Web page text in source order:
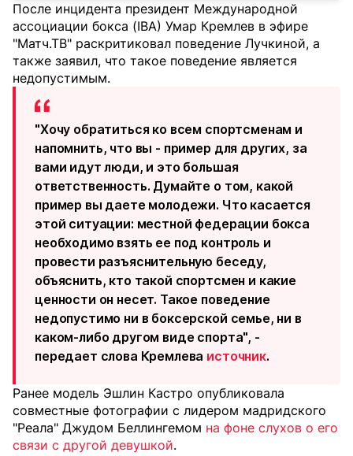
После инцидента президент Международной
ассоциации бокса (IBA) Умар Кремлев в эфире
"Матч.ТВ" раскритиковал поведение Лучкиной, а
также заявил, что такое поведение является
недопустимым.
"Хочу обратиться ко всем спортсменам и
напомнить, что вы - пример для других, за
вами идут люди, и это большая
ответственность. Думайте о том, какой
пример вы даете молодежи. Что касается
этой ситуации: местной федерации бокса
необходимо взять ее под контроль и
провести разъяснительную беседу,
объяснить, кто такой спортсмен и какие
ценности он несет. Такое поведение
недопустимо ни в боксерской семье, ни в
каком‑либо другом виде спорта", -
передает слова Кремлева источник.
Ранее модель Эшлин Кастро опубликовала
совместные фотографии с лидером мадридского
"Реала" Джудом Беллингемом на фоне слухов о его
связи с другой девушкой.